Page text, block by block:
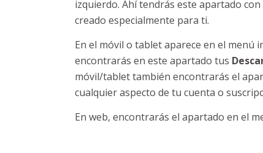
izquierdo. Ahí tendrás este apartado
creado especialmente para ti.
En el móvil o tablet aparece en el menú
encontrarás en este apartado tus
móvil/tablet también encontrarás el
cualquier aspecto de tu cuenta o
En web, encontrarás el apartado en el